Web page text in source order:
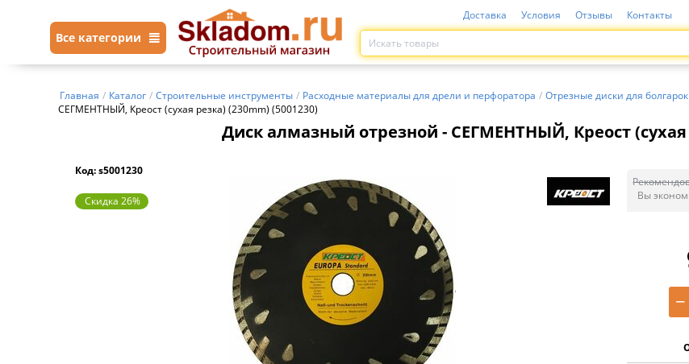
Все категории
Доставка Условия Отзывы Контакты
Главная / Каталог / Строительные инструменты / Расходные материалы для дрели и перфоратора / Отрезные диски для болгарок
СЕГМЕНТНЫЙ, Креост (сухая резка) (230mm) (5001230)
Диск алмазный отрезной - СЕГМЕНТНЫЙ, Креост (сухая
Код: s5001230
Скидка 26%
Вы
−